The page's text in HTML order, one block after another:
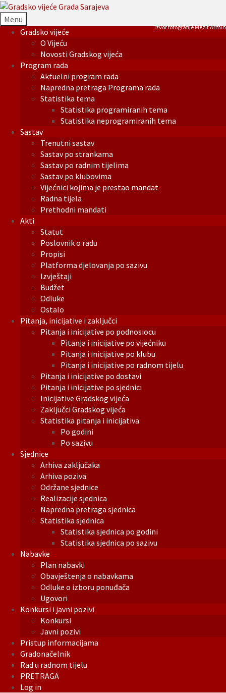
Menu
Gradsko vijeće
O Vijeću
Novosti Gradskog vijeća
Program rada
Aktuelni program rada
Napredna pretraga Programa rada
Statistika tema
Statistika programiranih tema
Statistika neprogramiranih tema
Sastav
Trenutni sastav
Sastav po strankama
Sastav po radnim tijelima
Sastav po klubovima
Vijećnici kojima je prestao mandat
Radna tijela
Prethodni mandati
Akti
Statut
Poslovnik o radu
Propisi
Platforma djelovanja po sazivu
Izvještaji
Budžet
Odluke
Ostalo
Pitanja, inicijative i zaključci
Pitanja i inicijative po podnosiocu
Pitanja i inicijative po vijećniku
Pitanja i inicijative po klubu
Pitanja i inicijative po radnom tijelu
Pitanja i inicijative po dostavi
Pitanja i inicijative po sjednici
Inicijative Gradskog vijeća
Zaključci Gradskog vijeća
Statistika pitanja i inicijativa
Po godini
Po sazivu
Sjednice
Arhiva zaključaka
Arhiva poziva
Održane sjednice
Realizacije sjednica
Napredna pretraga sjednica
Statistika sjednica
Statistika sjednica po godini
Statistika sjednica po sazivu
Nabavke
Plan nabavki
Obavještenja o nabavkama
Odluke o izboru ponuđača
Ugovori
Konkursi i javni pozivi
Konkursi
Javni pozivi
Pristup informacijama
Gradonačelnik
Rad u radnom tijelu
PRETRAGA
Log in
Izvor fotografije Mezit Armin